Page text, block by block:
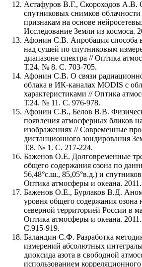
Астафуров В.Г., Скороходов А.В.
спутниковых снимков
признакам на основе
Исследование Земли из космоса.
Афонин С.В. Апробация способа
над сушей по спутниковым
диапазоне спектра // Оптика
Т.24. № 8. С. 703-705.
Афонин С.В. О связи
облака в ИК-каналах MODIS с
характеристиками // Оптика
Т.24. № 11. С. 976-978.
Афонин С.В., Белов В.В.
появления атмосферных бликов
изображениях // Современные
дистанционного зондирования
Т.8. № 1. C. 217-224.
Баженов О.Е. Долговременные
общего содержания озона по
56,48°с.ш., 85,05°в.д.) и
Оптика атмосферы и океана.
Баженов О.Е., Бурлаков В.Д.
уровня общего содержания озона
северной территорией России в
Оптика атмосферы и океана.
С.915-919.
Баландин С.Ф. Разработка
измерений абсолютных
диоксида азота в свободной
использованием